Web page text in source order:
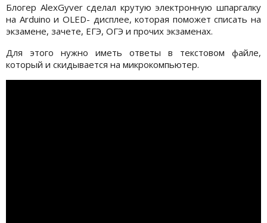
Блогер AlexGyver сделал крутую электронную шпаргалку
на Arduino и OLED- дисплее, которая поможет списать на
экзамене, зачете, ЕГЭ, ОГЭ и прочих экзаменах.
Для этого нужно иметь ответы в текстовом файле,
который и скидывается на микрокомпьютер.